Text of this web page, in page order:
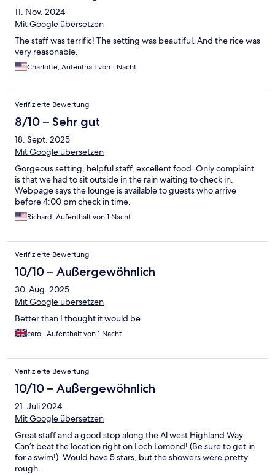
11. Nov. 2024
Mit Google übersetzen
The staff was terrific! The setting was beautiful. And the rice was
very reasonable.
Charlotte, Aufenthalt von 1 Nacht
Verifizierte Bewertung
8/10 – Sehr gut
18. Sept. 2025
Mit Google übersetzen
Gorgeous setting, helpful staff, excellent food. Only complaint
is that we had to sit outside in the rain waiting to check in.
Webpage says the lounge is available to guests who arrive
before 4:00 pm check in time.
Richard, Aufenthalt von 1 Nacht
Verifizierte Bewertung
10/10 – Außergewöhnlich
30. Aug. 2025
Mit Google übersetzen
Better than I thought it would be
carol, Aufenthalt von 1 Nacht
Verifizierte Bewertung
10/10 – Außergewöhnlich
21. Juli 2024
Mit Google übersetzen
Great staff and a good stop along the Al west Highland Way.
Can’t beat the location right on Loch Lomond! (Be sure to get in
for a swim!). Would have 5 stars, but the showers were pretty
rough.